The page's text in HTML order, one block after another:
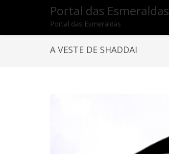
Portal das Esmeraldas
Portal das Esmeraldas
A VESTE DE SHADDAI